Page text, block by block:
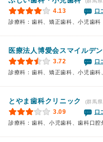
4.13
口
診療科：歯科、矯正歯科、小児歯科
医療法人博愛会スマイルデ
3.72
口
診療科：歯科、矯正歯科、小児歯科
とやま歯科クリニック (群馬
3.09
口
診療科：歯科、小児歯科、歯科口腔